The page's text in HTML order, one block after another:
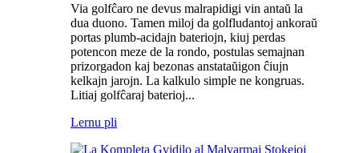
Via golfĉaro ne devus malrapidigi vin antaŭ la
dua duono. Tamen miloj da golfludantoj ankoraŭ
portas plumb-acidajn bateriojn, kiuj perdas
potencon meze de la rondo, postulas semajnan
prizorgadon kaj bezonas anstataŭigon ĉiujn
kelkajn jarojn. La kalkulo simple ne kongruas.
Litiaj golfĉaraj baterioj...
Lernu pli